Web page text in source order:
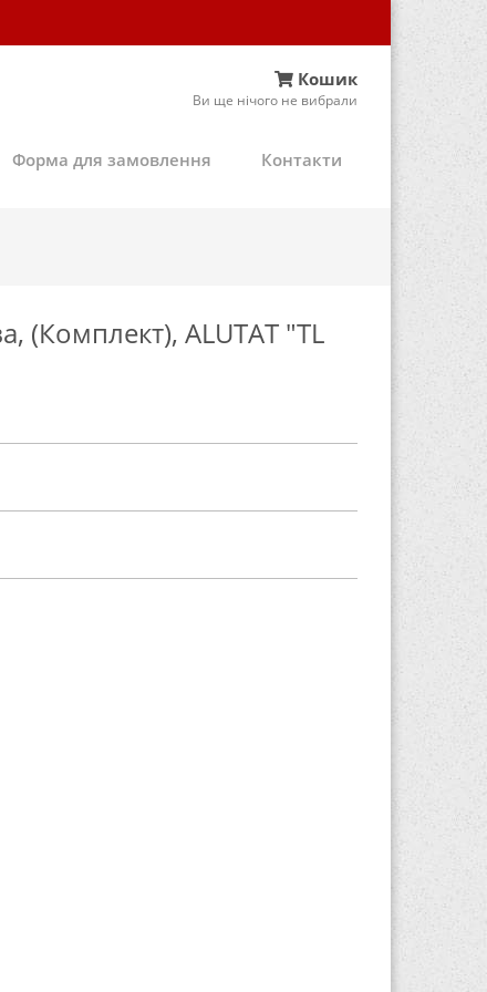
Кошик
Ви ще нічого не вибрали
Форма для замовлення Контакти
(Комплект), ALUTAT "TL